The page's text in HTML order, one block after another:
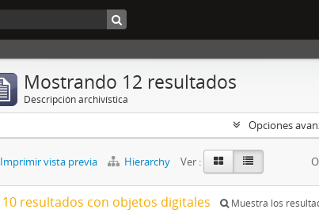
Mostrando 12 resultados
Descripción archivística
Opciones
Imprimir vista previa Hierarchy Ver :
10 resultados con objetos digitales Muestra los